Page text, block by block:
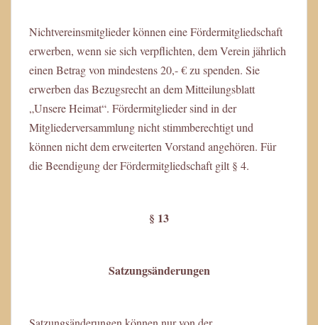
Nichtvereinsmitglieder können eine Fördermitgliedschaft
erwerben, wenn sie sich verpflichten, dem Verein jährlich
einen Betrag von mindestens 20,- € zu spenden. Sie
erwerben das Bezugsrecht an dem Mitteilungsblatt
„Unsere Heimat“. Fördermitglieder sind in der
Mitgliederversammlung nicht stimmberechtigt und
können nicht dem erweiterten Vorstand angehören. Für
die Beendigung der Fördermitgliedschaft gilt § 4.
§ 13
Satzungsänderungen